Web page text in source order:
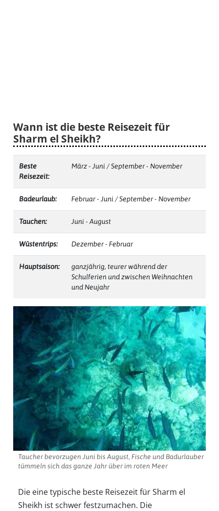
Wann ist die beste Reisezeit für
Sharm el Sheikh?
Beste
Reisezeit:
März - Juni / September - November
Badeurlaub: Februar - Juni / September - November
Tauchen: Juni - August
Wüstentrips: Dezember - Februar
Hauptsaison:
ganzjährig, teurer während der
Schulferien und zwischen Weihnachten
und Neujahr
Taucher bevorzugen Juni bis August, Fische und Badurlauber
tümmeln sich das ganze Jahr über im roten Meer
Die eine typische beste Reisezeit für Sharm el
Sheikh ist schwer festzumachen. Die